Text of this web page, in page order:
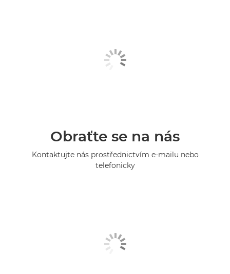
Obraťte se na nás
Kontaktujte nás prostřednictvím e-mailu nebo
telefonicky